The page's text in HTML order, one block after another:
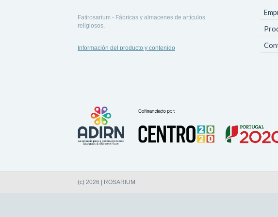
Fatirosarium - Fábricas y almacenes de artículos
religiosos.
Información del producto y contenido
(c) 2026 | ROSARIUM